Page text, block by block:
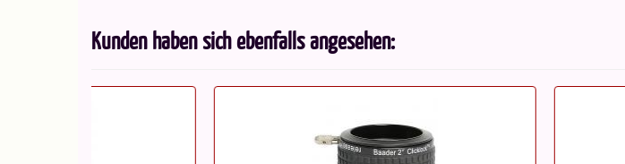
Kunden haben sich ebenfalls angesehen: